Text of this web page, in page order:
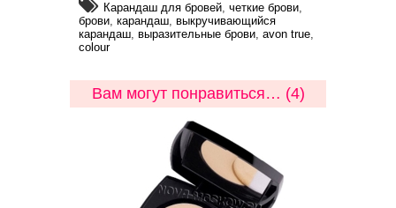
Карандаш для бровей, четкие брови,
брови, карандаш, выкручивающийся
карандаш, выразительные брови, avon true,
colour
Вам могут понравиться… (4)